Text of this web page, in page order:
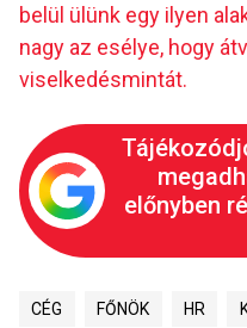
belül ülünk egy ilyen
nagy az esélye, hogy
viselkedésmintát.
előnyben
CÉG FŐNÖK HR